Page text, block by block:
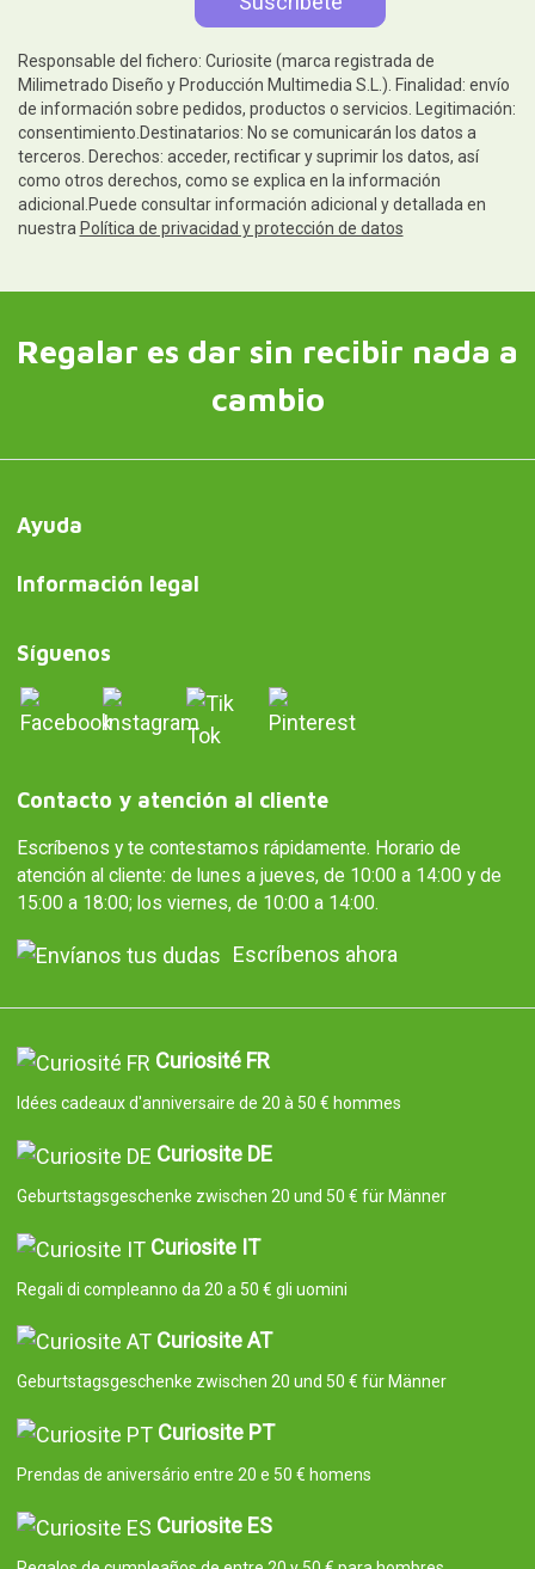
Responsable del fichero: Curiosite (marca registrada de
Milimetrado Diseño y Producción Multimedia S.L.). Finalidad: envío
de información sobre pedidos, productos o servicios. Legitimación:
consentimiento.Destinatarios: No se comunicarán los datos a
terceros. Derechos: acceder, rectificar y suprimir los datos, así
como otros derechos, como se explica en la información
adicional.Puede consultar información adicional y detallada en
nuestra Política de privacidad y protección de datos
Regalar es dar sin recibir nada a
cambio
Ayuda
Información legal
Síguenos
Contacto y atención al cliente
Escríbenos y te contestamos rápidamente. Horario de
atención al cliente: de lunes a jueves, de 10:00 a 14:00 y de
15:00 a 18:00; los viernes, de 10:00 a 14:00.
Escríbenos ahora
Curiosité FR
Idées cadeaux d'anniversaire de 20 à 50 € hommes
Curiosite DE
Geburtstagsgeschenke zwischen 20 und 50 € für Männer
Curiosite IT
Regali di compleanno da 20 a 50 € gli uomini
Curiosite AT
Geburtstagsgeschenke zwischen 20 und 50 € für Männer
Curiosite PT
Prendas de aniversário entre 20 e 50 € homens
Curiosite ES